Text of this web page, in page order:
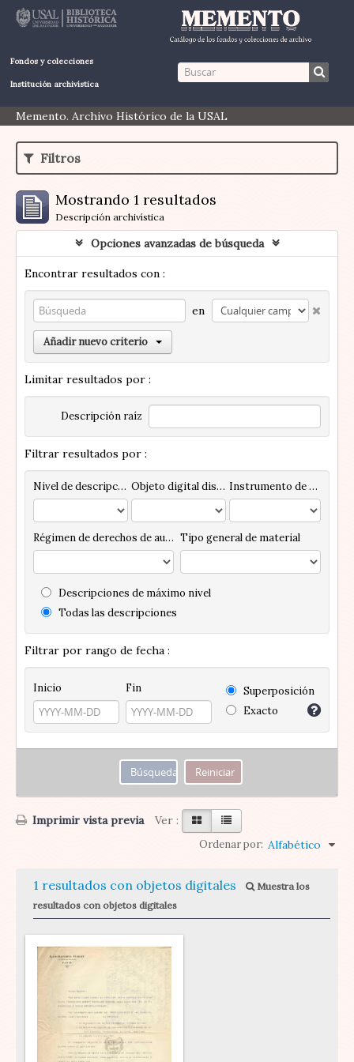
Fondos y colecciones
Institución archivística
Memento. Archivo Histórico de la USAL
Filtros
Mostrando 1 resultados
Descripción archivística
Opciones avanzadas de búsqueda
Encontrar resultados con :
en
Añadir nuevo criterio
Limitar resultados por :
Descripción raíz
Filtrar resultados por :
Nivel de descripción Objeto digital disponibles Instrumento de descripción
Régimen de derechos de autor Tipo general de material
Descripciones de máximo nivel
Todas las descripciones
Filtrar por rango de fecha :
Inicio Fin
Superposición
Exacto
Imprimir vista previa Ver :
Ordenar por: Alfabético
1 resultados con objetos digitales
Muestra los
resultados con objetos digitales